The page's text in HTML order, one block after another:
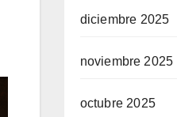
diciembre 2025
noviembre 2025
octubre 2025